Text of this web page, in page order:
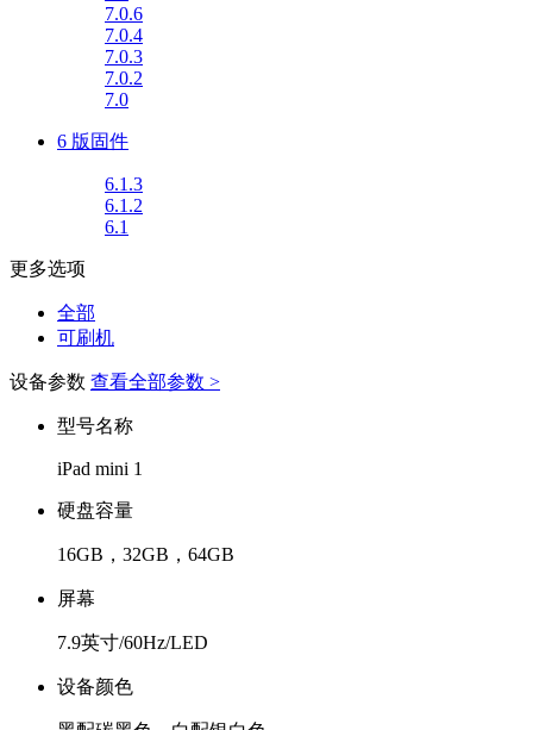
7.0.6
7.0.4
7.0.3
7.0.2
7.0
6 版固件
6.1.3
6.1.2
6.1
更多选项
全部
可刷机
设备参数 查看全部参数 >
型号名称
iPad mini 1
硬盘容量
16GB，32GB，64GB
屏幕
7.9英寸/60Hz/LED
设备颜色